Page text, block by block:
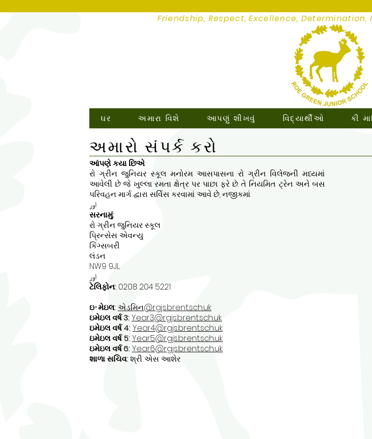
Friendship, Respect, Excellence,
ઘર અમારા વિશે આપણું શીખવું વિદ્યાર્થીઓ કી
અમારો સંપર્ક કરો
આંપણે કયા છિએ
રો ગ્રીન જુનિયર સ્કૂલ મનોરમ આસપાસના રો ગ્રીન વિલેજની મધ્યમાં
આવેલી છે જે ખુલ્લા રમતા ક્ષેત્ર પર પાછા ફરે છે. તે નિયમિત ટ્રેન અને બસ
પરિવહન માર્ગ દ્વારા સર્વિસ કરવામાં આવે છે, નજીકમાં.
اور
સરનામું:
રો ગ્રીન જુનિયર સ્કૂલ
પ્રિન્સેસ એવન્યુ
કિંગ્સબરી
લંડન
NW9 9JL
اور
ટેલિફોન: 0208 204 5221
ઇ-મેઇલ:એડમિન@rgjs.brent.sch.uk
ઇમેઇલ વર્ષ 3:Year3@rgjs.brent.sch.uk
ઇમેઇલ વર્ષ 4:Year4@rgjs.brent.sch.uk
ઇમેઇલ વર્ષ 5:Year5@rgjs.brent.sch.uk
ઇમેઇલ વર્ષ 6:Year6@rgjs.brent.sch.uk
શાળા સચિવ:શ્રી એસ આશેર